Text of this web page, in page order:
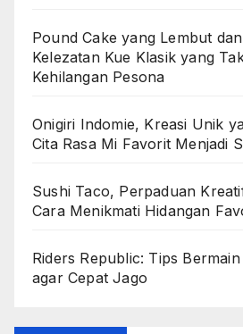
Pound Cake yang Lembut
Kelezatan Kue Klasik yang
Kehilangan Pesona
Onigiri Indomie, Kreasi Unik
Cita Rasa Mi Favorit Menjadi
Sushi Taco, Perpaduan
Cara Menikmati Hidangan
Riders Republic: Tips
agar Cepat Jago